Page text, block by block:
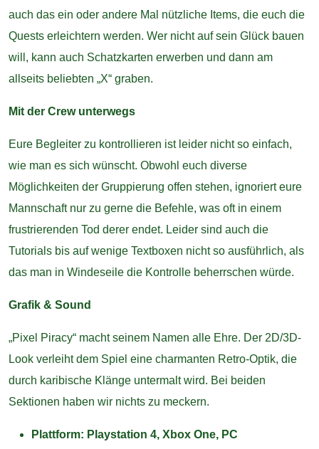
auch das ein oder andere Mal nützliche Items, die euch die
Quests erleichtern werden. Wer nicht auf sein Glück bauen
will, kann auch Schatzkarten erwerben und dann am
allseits beliebten „X“ graben.
Mit der Crew unterwegs
Eure Begleiter zu kontrollieren ist leider nicht so einfach,
wie man es sich wünscht. Obwohl euch diverse
Möglichkeiten der Gruppierung offen stehen, ignoriert eure
Mannschaft nur zu gerne die Befehle, was oft in einem
frustrierenden Tod derer endet. Leider sind auch die
Tutorials bis auf wenige Textboxen nicht so ausführlich, als
das man in Windeseile die Kontrolle beherrschen würde.
Grafik & Sound
„Pixel Piracy“ macht seinem Namen alle Ehre. Der 2D/3D-
Look verleiht dem Spiel eine charmanten Retro-Optik, die
durch karibische Klänge untermalt wird. Bei beiden
Sektionen haben wir nichts zu meckern.
Plattform: Playstation 4, Xbox One, PC